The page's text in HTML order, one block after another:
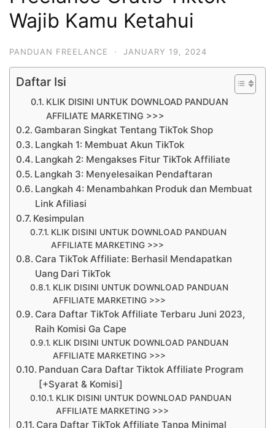
Wajib Kamu Ketahui
PANDUAN FREELANCE · JANUARY 19, 2024
Daftar Isi
KLIK DISINI UNTUK DOWNLOAD PANDUAN
AFFILIATE MARKETING >>>
Gambaran Singkat Tentang TikTok Shop
Langkah 1: Membuat Akun TikTok
Langkah 2: Mengakses Fitur TikTok Affiliate
Langkah 3: Menyelesaikan Pendaftaran
Langkah 4: Menambahkan Produk dan Membuat
Link Afiliasi
Kesimpulan
KLIK DISINI UNTUK DOWNLOAD PANDUAN
AFFILIATE MARKETING >>>
Cara TikTok Affiliate: Berhasil Mendapatkan
Uang Dari TikTok
KLIK DISINI UNTUK DOWNLOAD PANDUAN
AFFILIATE MARKETING >>>
Cara Daftar TikTok Affiliate Terbaru Juni 2023,
Raih Komisi Ga Cape
KLIK DISINI UNTUK DOWNLOAD PANDUAN
AFFILIATE MARKETING >>>
Panduan Cara Daftar Tiktok Affiliate Program
[+Syarat & Komisi]
KLIK DISINI UNTUK DOWNLOAD PANDUAN
AFFILIATE MARKETING >>>
Cara Daftar TikTok Affiliate Tanpa Minimal